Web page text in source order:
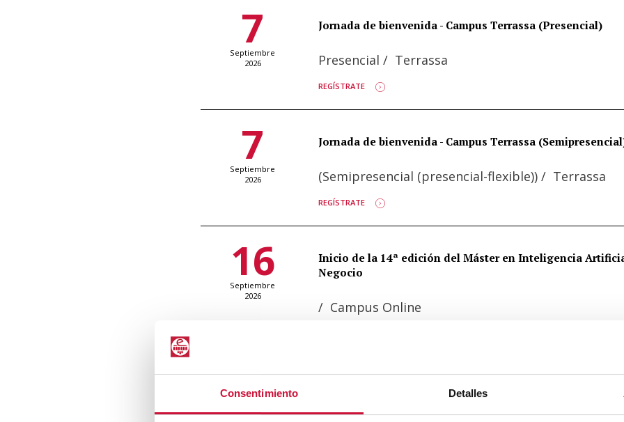
Consentimiento Detalles
7
Septiembre
2026
Jornada de bienvenida - Campus Terrassa (Presencial)
Presencial / Terrassa
REGÍSTRATE
7
Septiembre
2026
Jornada de bienvenida - Campus Terrassa
(Semipresencial (presencial-flexible)) / Terrassa
REGÍSTRATE
16
Septiembre
2026
Inicio de la 14ª edición del Máster en Inteligencia
Negocio
/ Campus Online
25
Septiembre
Inicio del Máster en Innovación y Emprendimiento en la